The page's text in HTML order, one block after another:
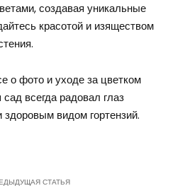
создавая уникальные
красотой и изяществом
о фото и уходе за цветком
всегда радовал глаз
видом гортензий.
СТАТЬЯ